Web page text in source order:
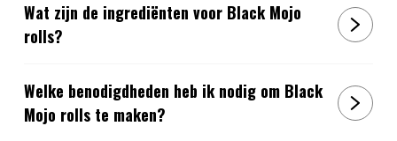
Wat zijn de ingrediënten voor Black Mojo
rolls?
Welke benodigdheden heb ik nodig om Black
Mojo rolls te maken?